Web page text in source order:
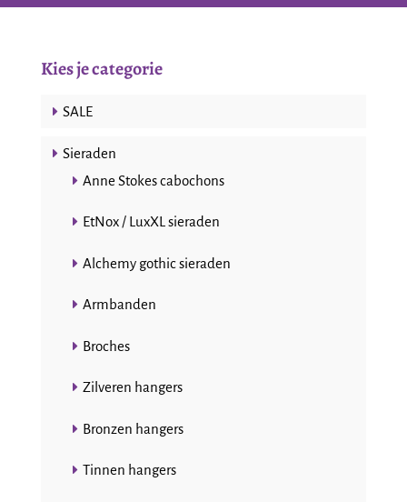
Kies je categorie
SALE
Sieraden
Anne Stokes cabochons
EtNox / LuxXL sieraden
Alchemy gothic sieraden
Armbanden
Broches
Zilveren hangers
Bronzen hangers
Tinnen hangers